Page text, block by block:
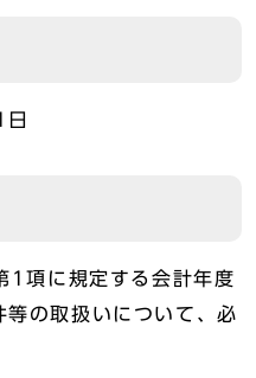
項に規定する会計年度
の取扱いについて、必